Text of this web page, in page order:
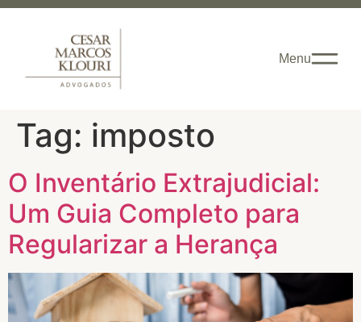
Menu
Tag: imposto
O Inventário Extrajudicial:
Um Guia Completo para
Regularizar a Herança